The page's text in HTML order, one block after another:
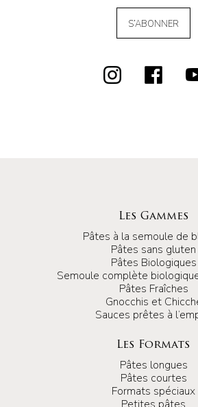
S’ABONNER
Les Gammes
Pâtes à la semoule de
Pâtes sans gluten
Pâtes Biologiques
Semoule complète
Pâtes Fraîches
Gnocchis et
Sauces prêtes à
Les Formats
Pâtes longues
Pâtes courtes
Formats spéciaux
Petites pâtes